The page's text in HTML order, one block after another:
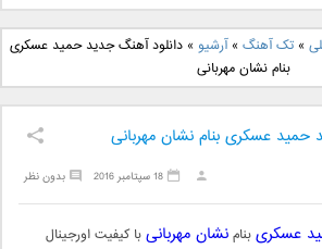
بهنام
قمر 2
دانلود آهنگ جدید علی
یاسینی بنام دورترین نزدیک
»تک آهنگ »آرشیو »دانلود آهنگ جدید حمید عسکری
بنام نشان مهربانی
حمید عسکری بنام نشان مهربانی
بدون نظر 18 سپتامبر 2016
عسکریبنامنشان مهربانیبا کیفیت اورجینال